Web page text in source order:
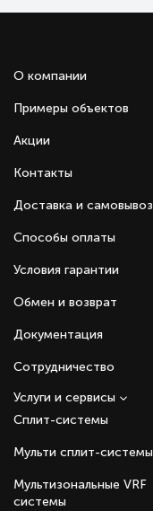
О компании
Примеры объектов
Акции
Контакты
Доставка и самовывоз
Способы оплаты
Условия гарантии
Обмен и возврат
Документация
Сотрудничество
Сплит-системы
Мульти сплит-системы
Мультизональные VRF
системы
Услуги и сервисы